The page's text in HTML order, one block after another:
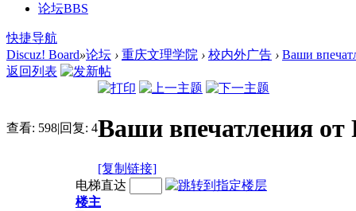
论坛BBS
快捷导航
Discuz! Board»论坛 › 重庆文理学院 › 校内外广告 › Ваши
返回列表
查看: 598|回复: 4Ваши впечатления от
[复制链接]
电梯直达
楼主